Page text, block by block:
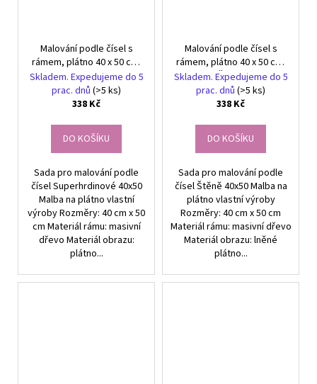
Malování podle čísel s
rámem, plátno 40 x 50 cm,
Superhrdinové
Skladem. Expedujeme do 5
prac. dnů (>5 ks)
338 Kč
DO KOŠÍKU
Sada pro malování podle
čísel Superhrdinové 40x50
Malba na plátno vlastní
výroby Rozměry: 40 cm x 50
cm Materiál rámu: masivní
dřevo Materiál obrazu:
plátno...
Malování podle čísel s
rámem, plátno 40 x 50 cm,
Štěně
Skladem. Expedujeme do 5
prac. dnů (>5 ks)
338 Kč
DO KOŠÍKU
Sada pro malování podle
čísel Štěně 40x50 Malba na
plátno vlastní výroby
Rozměry: 40 cm x 50 cm
Materiál rámu: masivní dřevo
Materiál obrazu: lněné
plátno...